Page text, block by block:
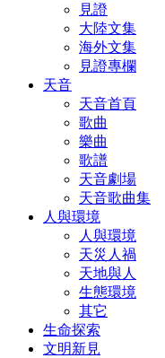
見證
大陸文集
海外文集
見證專欄
天音
天音首頁
歌曲
樂曲
歌譜
天音劇場
天音歌曲集
人與環境
人與環境
天災人禍
天地與人
生態環境
其它
生命探索
文明新見